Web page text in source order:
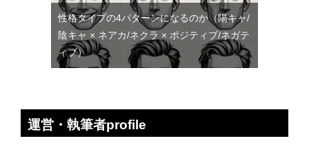
性格タイプの4パターンになるのか（陽キャ/
陰キャ × ネアカ/ネクラ × ポジティブ/ネガテ
ィブ）
運営・執筆者profile